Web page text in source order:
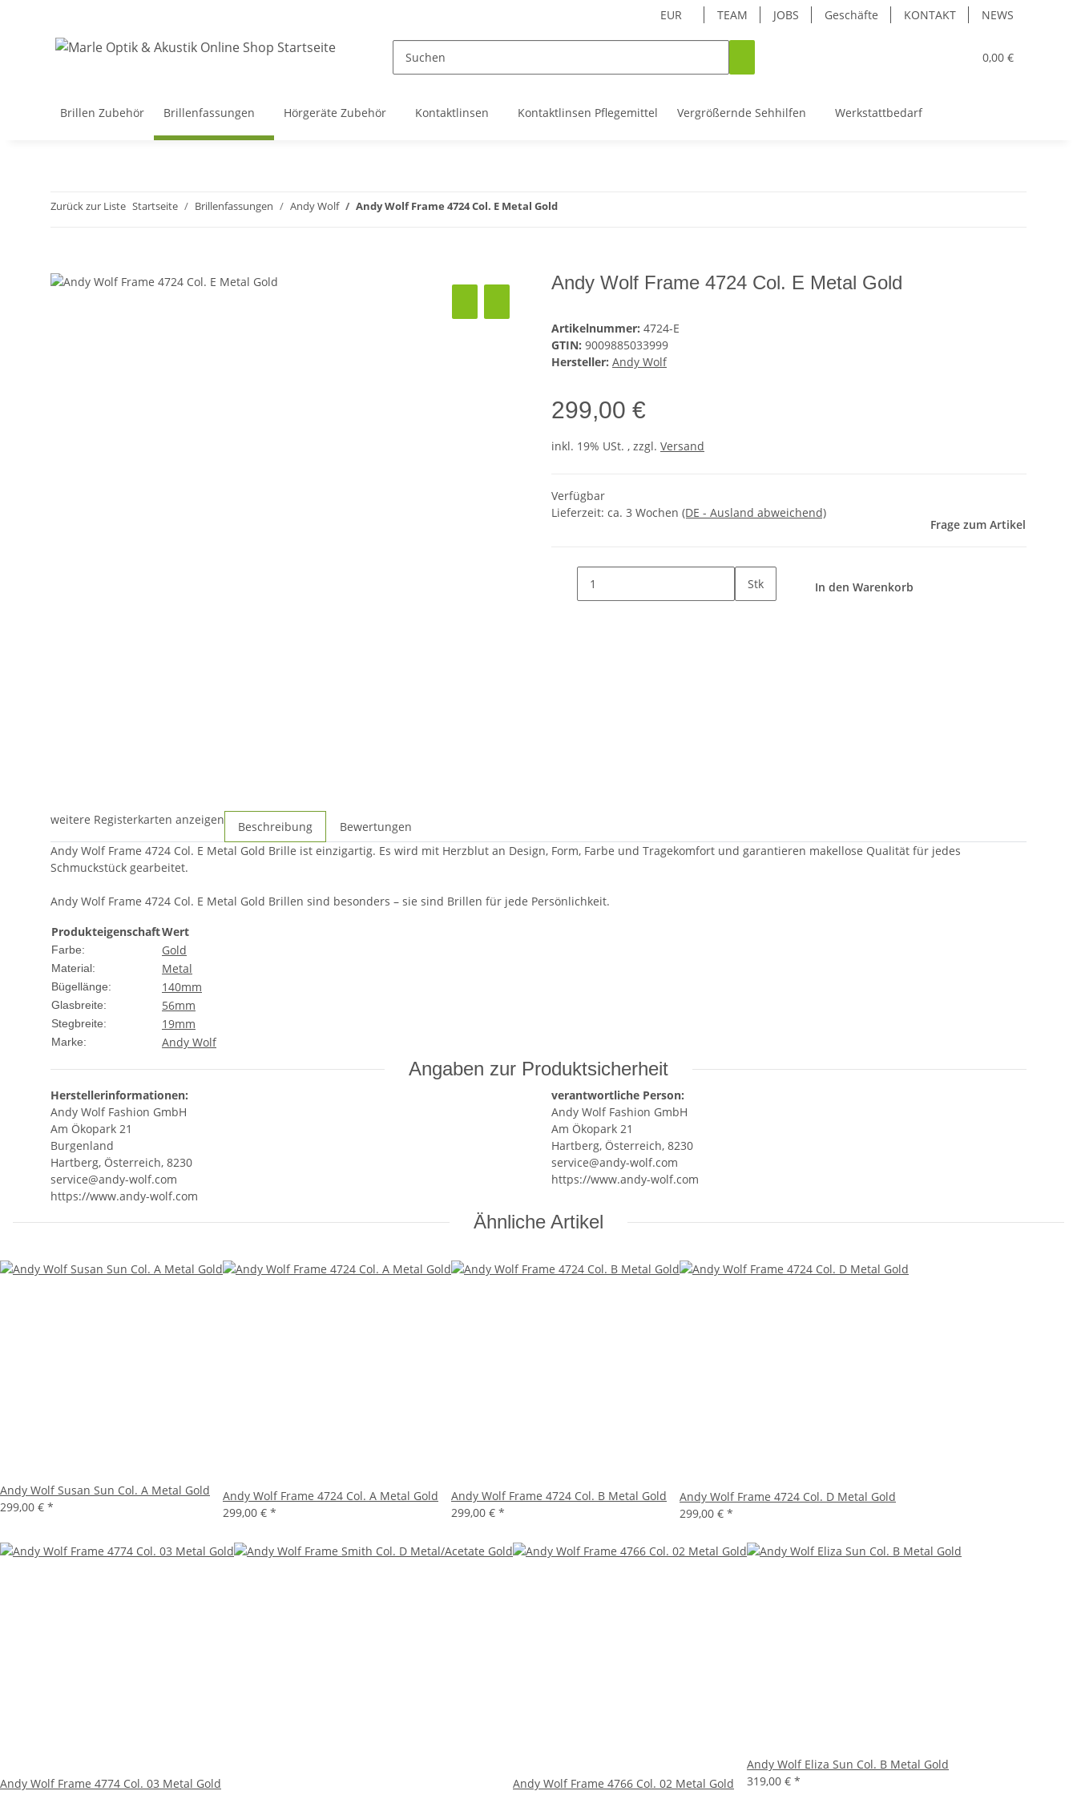
EUR TEAM JOBS Geschäfte KONTAKT NEWS
0,00 €
Brillen Zubehör Brillenfassungen Hörgeräte Zubehör Kontaktlinsen Kontaktlinsen Pflegemittel Vergrößernde Sehhilfen Werkstattbedarf
Zurück zur Liste Startseite Brillenfassungen Andy Wolf Andy Wolf Frame 4724 Col. E Metal Gold
Andy Wolf Frame 4724 Col. E Metal Gold
Artikelnummer: 4724-E
GTIN: 9009885033999
Hersteller: Andy Wolf
299,00 €
inkl. 19% USt. , zzgl. Versand
Verfügbar
Lieferzeit: ca. 3 Wochen (DE - Ausland abweichend)
Frage zum Artikel
Stk In den Warenkorb
weitere Registerkarten anzeigen Beschreibung
Bewertungen
Andy Wolf Frame 4724 Col. E Metal Gold Brille ist einzigartig. Es wird mit Herzblut an Design, Form, Farbe und Tragekomfort und garantieren makellose Qualität für jedes
Schmuckstück gearbeitet.
Andy Wolf Frame 4724 Col. E Metal Gold Brillen sind besonders – sie sind Brillen für jede Persönlichkeit.
ProdukteigenschaftWert
Farbe: Gold
Material: Metal
Bügellänge: 140mm
Glasbreite: 56mm
Stegbreite: 19mm
Marke: Andy Wolf
Angaben zur Produktsicherheit
Herstellerinformationen:
Andy Wolf Fashion GmbH
Am Ökopark 21
Burgenland
Hartberg, Österreich, 8230
service@andy-wolf.com
https://www.andy-wolf.com
verantwortliche Person:
Andy Wolf Fashion GmbH
Am Ökopark 21
Hartberg, Österreich, 8230
service@andy-wolf.com
https://www.andy-wolf.com
Ähnliche Artikel
Andy Wolf Susan Sun Col. A Metal Gold
299,00 € *
Andy Wolf Frame 4724 Col. A Metal Gold
299,00 € *
Andy Wolf Frame 4724 Col. B Metal Gold
299,00 € *
Andy Wolf Frame 4724 Col. D Metal Gold
299,00 € *
Andy Wolf Frame 4774 Col. 03 Metal Gold
Andy Wolf Frame 4766 Col. 02 Metal Gold
Andy Wolf Eliza Sun Col. B Metal Gold
319,00 € *